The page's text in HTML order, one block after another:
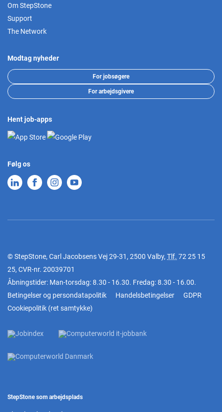
Om StepStone
Support
The Network
Modtag nyheder
For jobsøgere
For arbejdsgivere
Hent job-apps
Følg os
© StepStone, Carl Jacobsens Vej 29-31, 2500 Valby, Tlf. 72 25 15
25, CVR-nr. 20039701
Åbningstider: Man-torsdag: 8.30 - 16.30. Fredag: 8.30 - 16.00.
Betingelser og persondatapolitik
Handelsbetingelser
GDPR
Cookiepolitik (ret samtykke)
StepStone som arbejdsplads